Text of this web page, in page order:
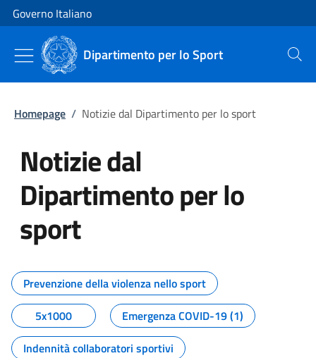
Vai al contenuto
Vai alla navigazione del sito
Governo Italiano
Dipartimento per lo Sport Cerca
Homepage / Notizie dal Dipartimento per lo sport
Notizie dal
Dipartimento per lo
sport
Tutti i contenuti della pagina
Prevenzione della violenza nello sport
5x1000
Emergenza COVID-19 (1)
Indennità collaboratori sportivi